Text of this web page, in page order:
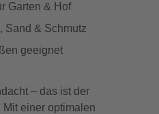
Garten & Hof
Sand & Schmutz
geeignet
– das ist der
einer optimalen